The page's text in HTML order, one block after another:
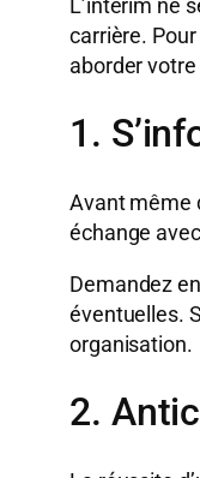
carrière.
aborder
1.
Avant même
échange
Demandez
éventuelles.
organisation.
2.